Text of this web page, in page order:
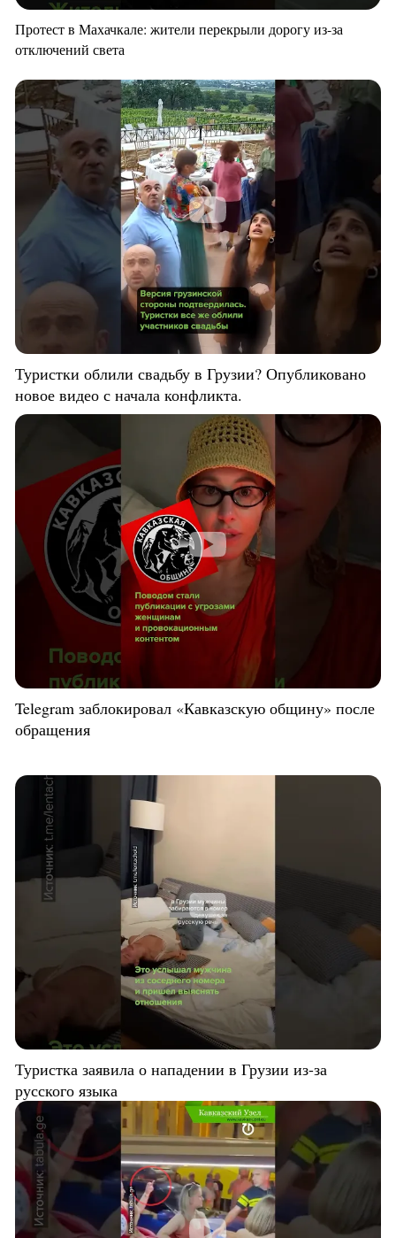
Протест в Махачкале: жители перекрыли дорогу из-за
отключений света
Туристки облили свадьбу в Грузии? Опубликовано
новое видео с начала конфликта.
Telegram заблокировал «Кавказскую общину» после
обращения
Туристка заявила о нападении в Грузии из-за
русского языка